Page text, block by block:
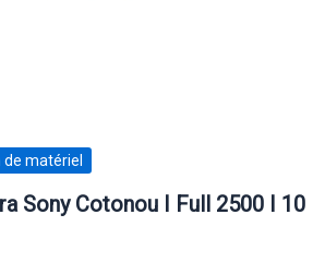
de matériel
Sony Cotonou I Full 2500 I 10